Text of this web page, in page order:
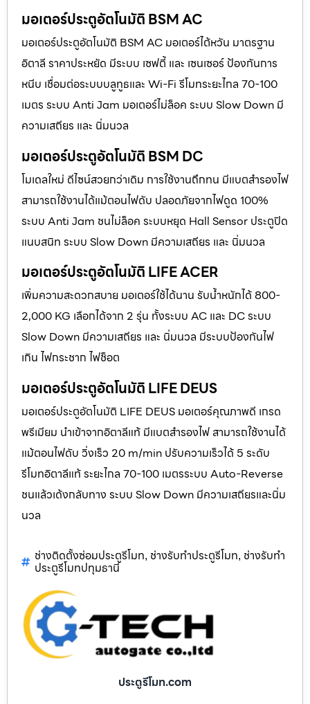
มอเตอร์ประตูอัตโนมัติ BSM AC
มอเตอร์ประตูอัตโนมัติ BSM AC มอเตอร์ไต้หวัน มาตรฐาน
อิตาลี ราคาประหยัด มีระบบ เซฟตี้ และ เซนเซอร์ ป้องกันการ
หนีบ เชื่อมต่อระบบบลูทูธและ Wi-Fi รีโมทระยะไกล 70-100
เมตร ระบบ Anti Jam มอเตอร์ไม่ล็อค ระบบ Slow Down มี
ความเสถียร และ นิ่มนวล
มอเตอร์ประตูอัตโนมัติ BSM DC
โมเดลใหม่ ดีไซน์สวยกว่าเดิม การใช้งานถึกทน มีแบตสำรองไฟ
สามารถใช้งานได้แม้ตอนไฟดับ ปลอดภัยจากไฟดูด 100%
ระบบ Anti Jam ชนไม่ล็อค ระบบหยุด Hall Sensor ประตูปิด
แนบสนิท ระบบ Slow Down มีความเสถียร และ นิ่มนวล
มอเตอร์ประตูอัตโนมัติ LIFE ACER
เพิ่มความสะดวกสบาย มอเตอร์ใช้ได้นาน รับน้ำหนักได้ 800-
2,000 KG เลือกได้จาก 2 รุ่น ทั้งระบบ AC และ DC ระบบ
Slow Down มีความเสถียร และ นิ่มนวล มีระบบป้องกันไฟ
เกิน ไฟกระชาก ไฟช็อต
มอเตอร์ประตูอัตโนมัติ LIFE DEUS
มอเตอร์ประตูอัตโนมัติ LIFE DEUS มอเตอร์คุณภาพดี เกรด
พรีเมียม นำเข้าจากอิตาลีแท้ มีแบตสำรองไฟ สามารถใช้งานได้
แม้ตอนไฟดับ วิ่งเร็ว 20 m/min ปรับความเร็วได้ 5 ระดับ
รีโมทอิตาลีแท้ ระยะไกล 70-100 เมตรระบบ Auto-Reverse
ชนแล้วเด้งกลับทาง ระบบ Slow Down มีความเสถียรและนิ่ม
นวล
ช่างติดตั้งซ่อมประตูรีโมท, ช่างรับทำประตูรีโมท, ช่างรับทำ
ประตูรีโมทปทุมธานี
ประตูรีโมท.com